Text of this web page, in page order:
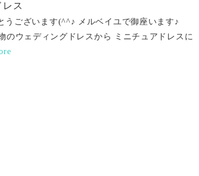
レス
うございます(^^♪ メルベイユで御座います♪
ウェディングドレスから ミニチュアドレスに